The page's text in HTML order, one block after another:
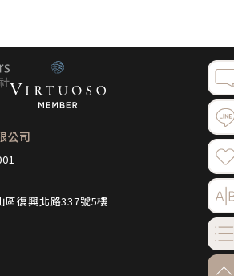
公司
區復興北路337號5樓